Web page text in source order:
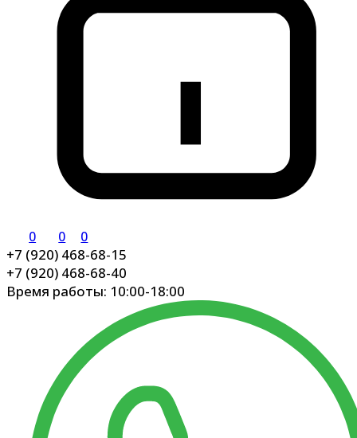
0 0 0
+7 (920) 468-68-15
+7 (920) 468-68-40
Время работы: 10:00-18:00